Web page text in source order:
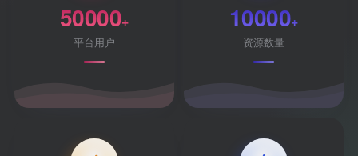
50000+
平台用户
10000+
资源数量